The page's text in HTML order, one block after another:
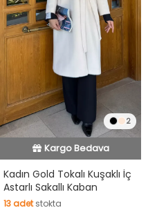
2
İndirimli Ürün
Hızlı Teslimat
Kargo Bedava
Kadın Gold Tokalı Kuşaklı İç
Astarlı Sakallı Kaban
13adetstokta